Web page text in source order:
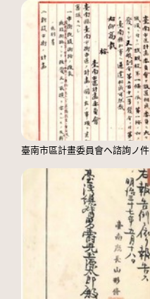
臺南市區計畫委員會ヘ諮詢ノ件